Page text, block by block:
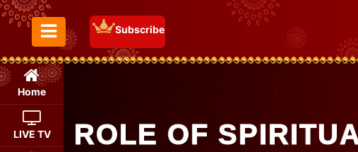
Toggle Menu
Subscribe
Home
LIVE TV
ROLE OF